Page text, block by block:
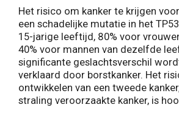
Het risico om kanker te krijgen
een schadelijke mutatie in het
15-jarige leeftijd, 80% voor
40% voor mannen van dezelfde
significante geslachtsverschil
verklaard door borstkanker. Het
ontwikkelen van een tweede
straling veroorzaakte kanker, is